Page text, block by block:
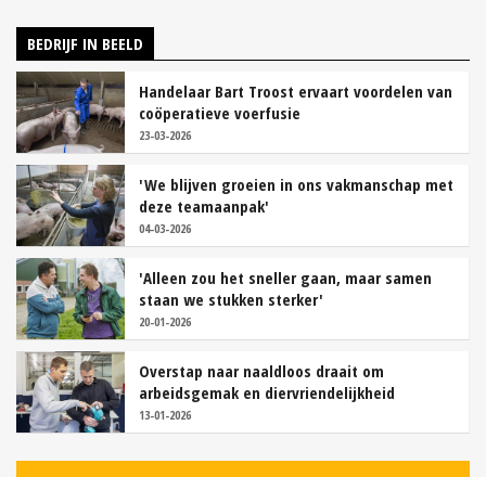
BEDRIJF IN BEELD
Handelaar Bart Troost ervaart voordelen van
coöperatieve voerfusie
23-03-2026
'We blijven groeien in ons vakmanschap met
deze teamaanpak'
04-03-2026
'Alleen zou het sneller gaan, maar samen
staan we stukken sterker'
20-01-2026
Overstap naar naaldloos draait om
arbeidsgemak en diervriendelijkheid
13-01-2026